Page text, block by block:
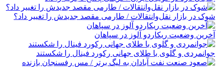
شوک در بازار نقل‌وانتقالات / طارمی مقصد جدیدش را تغییر داد؟
آخرین وضعیت ریکاردو آلوز در سپاهان
جوانمردی و گلوی با طلای جهانی رکورد فینال را شکستند